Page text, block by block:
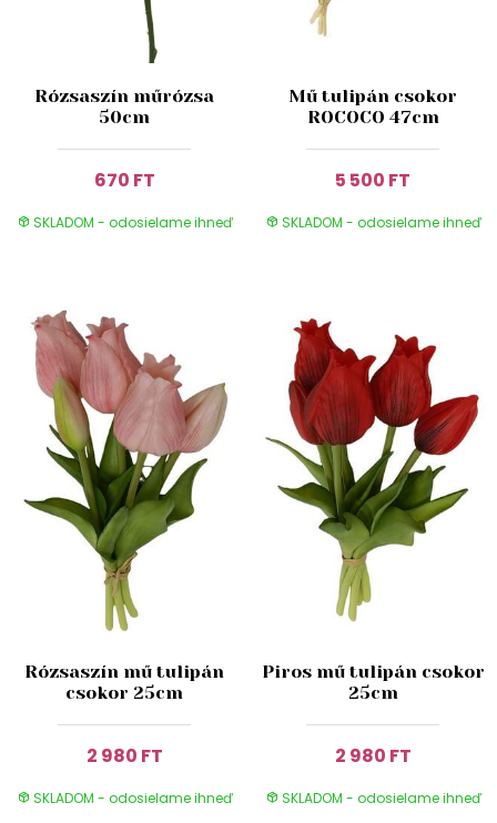
Rózsaszín műrózsa
50cm
670 FT
SKLADOM - odosielame ihneď
Mű tulipán csokor
ROCOCO 47cm
5 500 FT
SKLADOM - odosielame ihneď
Rózsaszín mű tulipán
csokor 25cm
2 980 FT
SKLADOM - odosielame ihneď
Piros mű tulipán csokor
25cm
2 980 FT
SKLADOM - odosielame ihneď